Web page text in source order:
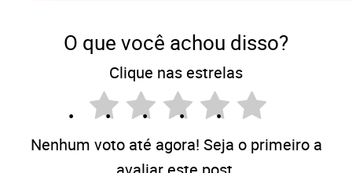
O que você achou disso?
Clique nas estrelas
Nenhum voto até agora! Seja o primeiro a